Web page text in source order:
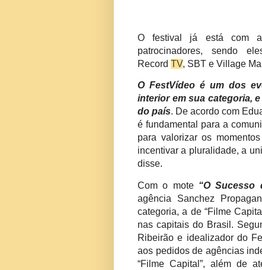
O festival já está com
patrocinadores, sendo
Record TV, SBT e Village
O FestVídeo é um dos
interior em sua categoria,
do país. De acordo com
é fundamental para a
para valorizar os
incentivar a pluralidade, a
disse.
Com o mote “O Sucesso
agência Sanchez
categoria, a de “Filme
nas capitais do Brasil.
Ribeirão e idealizador do
aos pedidos de agências
“Filme Capital”, além de